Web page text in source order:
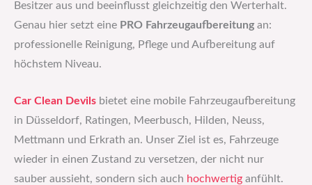
Besitzer aus und beeinflusst gleichzeitig den Werterhalt.
Genau hier setzt eine PRO Fahrzeugaufbereitung an:
professionelle Reinigung, Pflege und Aufbereitung auf
höchstem Niveau.
Car Clean Devils bietet eine mobile Fahrzeugaufbereitung
in Düsseldorf, Ratingen, Meerbusch, Hilden, Neuss,
Mettmann und Erkrath an. Unser Ziel ist es, Fahrzeuge
wieder in einen Zustand zu versetzen, der nicht nur
sauber aussieht, sondern sich auch hochwertig anfühlt.